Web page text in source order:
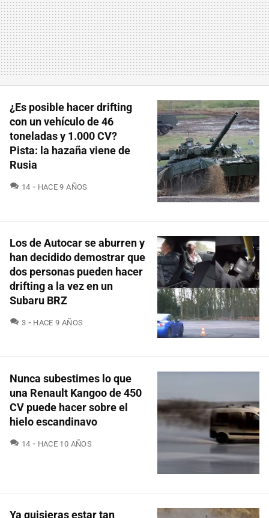
¿Es posible hacer drifting
con un vehículo de 46
toneladas y 1.000 CV?
Pista: la hazaña viene de
Rusia
14 COMENTARIOS
HACE 9 AÑOS
Los de Autocar se aburren y
han decidido demostrar que
dos personas pueden hacer
drifting a la vez en un
Subaru BRZ
3 COMENTARIOS
HACE 9 AÑOS
Nunca subestimes lo que
una Renault Kangoo de 450
CV puede hacer sobre el
hielo escandinavo
14 COMENTARIOS
HACE 10 AÑOS
Ya quisieras estar tan